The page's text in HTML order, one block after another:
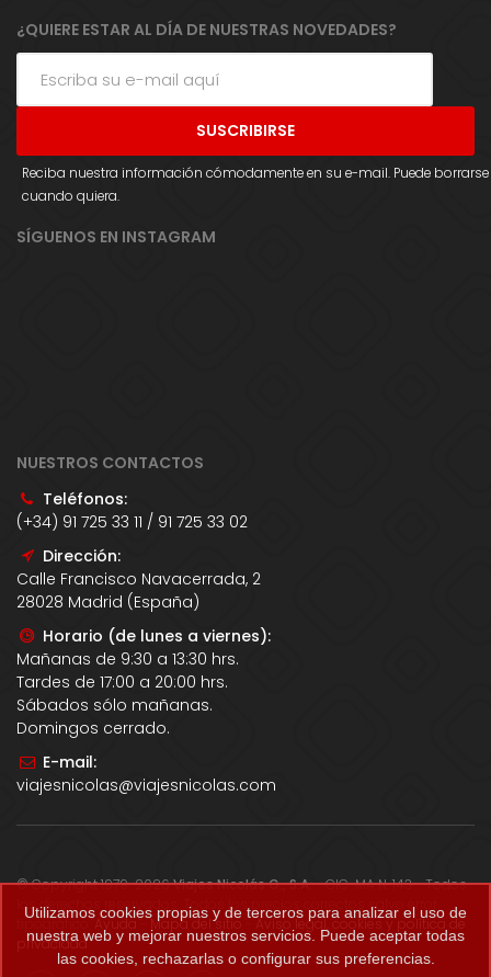
¿QUIERE ESTAR AL DÍA DE NUESTRAS NOVEDADES?
Reciba nuestra información cómodamente en su e-mail. Puede borrarse
cuando quiera.
SÍGUENOS EN INSTAGRAM
NUESTROS CONTACTOS
Teléfonos:
(+34) 91 725 33 11 / 91 725 33 02
Dirección:
Calle Francisco Navacerrada, 2
28028 Madrid (España)
Horario (de lunes a viernes):
Mañanas de 9:30 a 13:30 hrs.
Tardes de 17:00 a 20:00 hrs.
Sábados sólo mañanas.
Domingos cerrado.
E-mail:
viajesnicolas@viajesnicolas.com
© Copyright 1979-2026Viajes Nicolás G., S.A.- CIC-MA N. 143 - Todos
los derechos reservados. Todos los precios correctos salvo error
tipográfico. Ayuda-Mapa del sitio -Aviso legal, cookies y política de
privacidad.
Utilizamos cookies propias y de terceros para analizar el uso de
nuestra web y mejorar nuestros servicios. Puede aceptar todas
las cookies, rechazarlas o configurar sus preferencias.